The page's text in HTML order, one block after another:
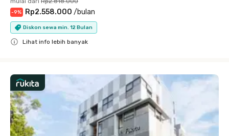
-9% Rp2.558.000 /bulan
Diskon sewa min. 12 Bulan
Lihat info lebih banyak